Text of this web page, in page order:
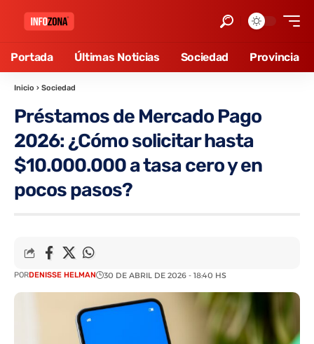
Portada Últimas Noticias Sociedad Provincia
Inicio › Sociedad
Préstamos de Mercado Pago
2026: ¿Cómo solicitar hasta
$10.000.000 a tasa cero y en
pocos pasos?
PORDENISSE HELMAN 30 DE ABRIL DE 2026 - 18:40 HS